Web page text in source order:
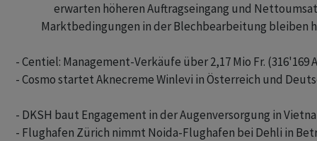
erwarten höheren Auftragseingang und
Marktbedingungen in der Blechbearbeitung
- Centiel: Management-Verkäufe über 2,17 Mio Fr. (316'169
- Cosmo startet Aknecreme Winlevi in Österreich und
- DKSH baut Engagement in der Augenversorgung in
- Flughafen Zürich nimmt Noida-Flughafen bei Dehli in